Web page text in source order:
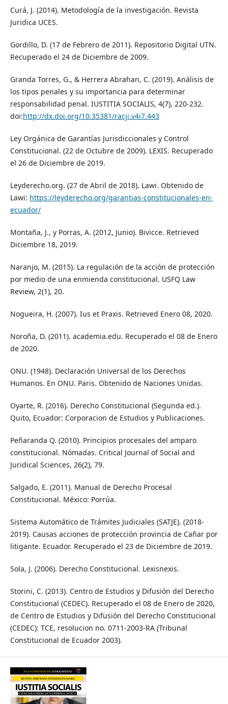
Curá, J. (2014). Metodología de la investigación. Revista
Juridica UCES.
Gordillo, D. (17 de Febrero de 2011). Repositorio Digital UTN.
Recuperado el 24 de Diciembre de 2009.
Granda Torres, G., & Herrera Abrahan, C. (2019). Análisis de
los tipos penales y su importancia para determinar
responsabilidad penal. IUSTITIA SOCIALIS, 4(7), 220-232.
doi:http://dx.doi.org/10.35381/racji.v4i7.443
Ley Orgánica de Garantías Jurisdiccionales y Control
Constitucional. (22 de Octubre de 2009). LEXIS. Recuperado
el 26 de Diciembre de 2019.
Leyderecho.org. (27 de Abril de 2018). Lawi. Obtenido de
Lawi: https://leyderecho.org/garantias-constitucionales-en-
ecuador/
Montaña, J., y Porras, A. (2012, Junio). Bivicce. Retrieved
Diciembre 18, 2019.
Naranjo, M. (2015). La regulación de la acción de protección
por medio de una enmienda constitucional. USFQ Law
Review, 2(1), 20.
Nogueira, H. (2007). Ius et Praxis. Retrieved Enero 08, 2020.
Noroña, D. (2011). academia.edu. Recuperado el 08 de Enero
de 2020.
ONU. (1948). Declaración Universal de los Derechos
Humanos. En ONU. Paris. Obtenido de Naciones Unidas.
Oyarte, R. (2016). Derecho Constitucional (Segunda ed.).
Quito, Ecuador: Corporacion de Estudios y Publicaciones.
Peñaranda Q. (2010). Principios procesales del amparo
constitucional. Nómadas. Critical Journal of Social and
Juridical Sciences, 26(2), 79.
Salgado, E. (2011). Manual de Derecho Procesal
Constitucional. México: Porrúa.
Sistema Automático de Trámites Judiciales (SATJE). (2018-
2019). Causas acciones de protección provincia de Cañar por
litigante. Ecuador. Recuperado el 23 de Diciembre de 2019.
Sola, J. (2006). Derecho Constitucional. Lexisnexis.
Storini, C. (2013). Centro de Estudios y Difusión del Derecho
Constitucional (CEDEC). Recuperado el 08 de Enero de 2020,
de Centro de Estudios y Difusión del Derecho Constitucional
(CEDEC): TCE, resolucion no. 0711-2003-RA (Tribunal
Constitucional de Ecuador 2003).